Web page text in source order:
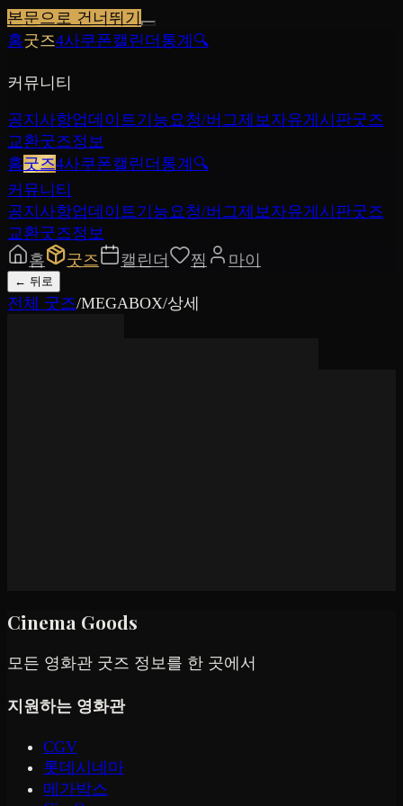
본문으로 건너뛰기
홈굿즈4사쿠폰캘린더 통계 🔍
커뮤니티
공지사항업데이트기능요청/버그제보자유게시판굿즈
교환굿즈정보
홈굿즈4사쿠폰캘린더 통계 🔍
커뮤니티
공지사항업데이트기능요청/버그제보자유게시판굿즈
교환굿즈정보
홈
굿즈 캘린더 찜 마이
← 뒤로
전체 굿즈/MEGABOX/상세
Cinema Goods
모든 영화관 굿즈 정보를 한 곳에서
지원하는 영화관
CGV
롯데시네마
메가박스